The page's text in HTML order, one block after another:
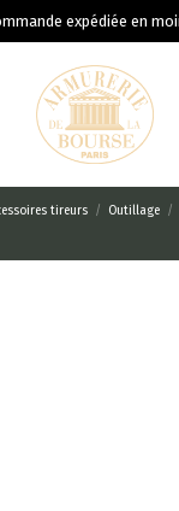
expédiée en
tireurs Outillage